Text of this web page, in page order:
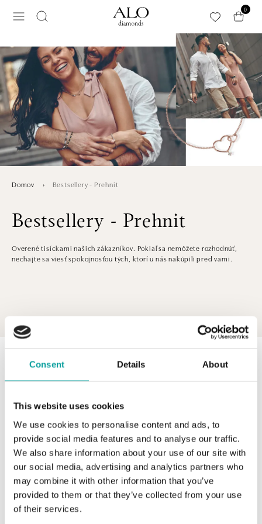
Consent Details About
This website uses cookies
We use cookies to personalise content and ads, to
provide social media features and to analyse our traffic.
We also share information about your use of our site with
our social media, advertising and analytics partners who
may combine it with other information that you’ve
provided to them or that they’ve collected from your use
of their services.
0
Domov Bestsellery - Prehnit
Bestsellery - Prehnit
Overené tisíckami našich zákazníkov. Pokiaľ sa nemôžete rozhodnúť,
nechajte sa viesť spokojnosťou tých, ktorí u nás nakúpili pred vami.
Overené tisíckami našich zákazníkov. Pokiaľ sa nemôžete
rozhodnúť, nechajte sa viesť spokojnosťou tých, ktorí u
nás nakúpili pred vami.